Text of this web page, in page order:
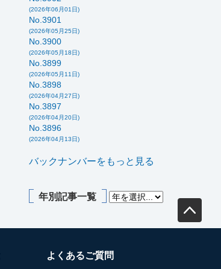
(2026年06月01日)
No.3901
(2026年05月25日)
No.3900
(2026年05月18日)
No.3899
(2026年05月11日)
No.3898
(2026年04月27日)
No.3897
(2026年04月20日)
No.3896
(2026年04月13日)
バックナンバーをもっと見る
年別記事一覧
よくあるご質問